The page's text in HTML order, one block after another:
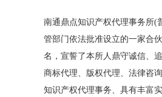
南通鼎点知识产权代理事务所(
管部门依法批准设立的一家合
名，宣誓了本所人鼎守诚信、
商标代理、版权代理、法律咨
知识产权代理事务、具有丰富